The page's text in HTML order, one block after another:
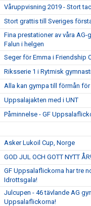
Våruppvisning 2019 - Stort
Stort grattis till Sveriges
Fina prestationer av våra
Falun i helgen
Seger för Emma i Friendship
Riksserie 1 i Rytmisk
Alla kan gympa till förmån
Uppsalajakten med i UNT
Påminnelse - GF
Asker Lukoil Cup, Norge
GOD JUL OCH GOTT NYTT ÅR!
GF Uppsalaflickorna har tre
Idrottsgala!
Julcupen - 46 tävlande AG
Uppsalaflickorna!